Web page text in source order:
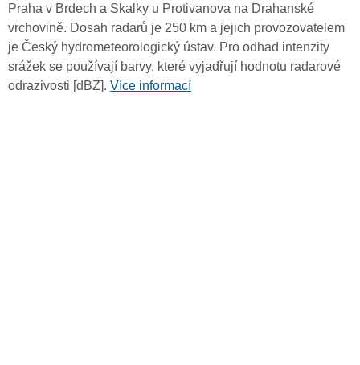
Praha v Brdech a Skalky u Protivanova na Drahanské
vrchovině. Dosah radarů je 250 km a jejich provozovatelem
je Český hydrometeorologický ústav. Pro odhad intenzity
srážek se používají barvy, které vyjadřují hodnotu radarové
odrazivosti [dBZ]. Více informací